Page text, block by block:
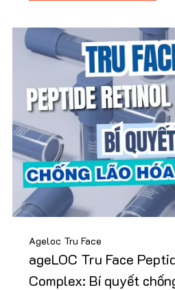
Ageloc Tru Face
ageLOC Tru Face
Complex: Bí quyết